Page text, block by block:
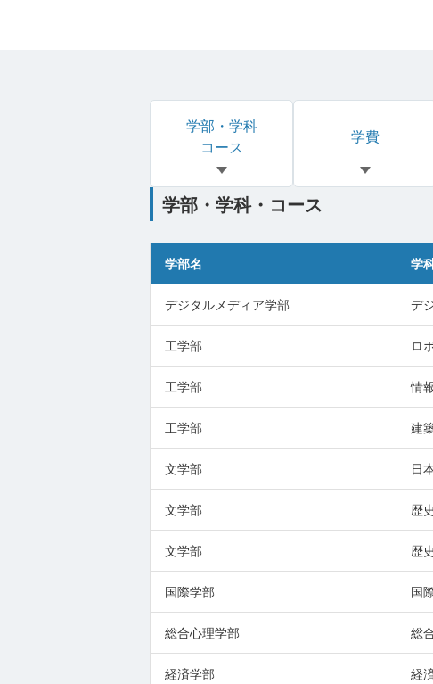
学部・学科
コース
学費
学部・学科・コース
学部名 学
デジタルメディア学部 デ
工学部 ロ
工学部 情
工学部 建
文学部 日
文学部 歴
文学部 歴
国際学部 国
総合心理学部 総
経済学部 経